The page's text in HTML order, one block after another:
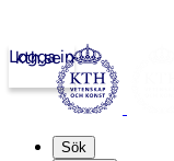
kth.se
Logga in
Sök